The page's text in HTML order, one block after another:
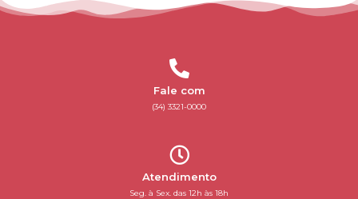
Fale com
(34) 3321-0000
Atendimento
Seg. à Sex. das 12h às 18h